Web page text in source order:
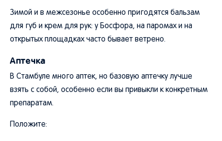
Зимой и в межсезонье особенно пригодятся бальзам
для губ и крем для рук: у Босфора, на паромах и на
открытых площадках часто бывает ветрено.
Аптечка
В Стамбуле много аптек, но базовую аптечку лучше
взять с собой, особенно если вы привыкли к конкретным
препаратам.
Положите: